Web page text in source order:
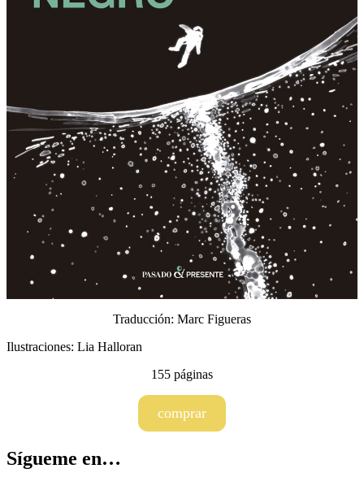
Traducción: Marc Figueras
Ilustraciones: Lia Halloran
155 páginas
comprar
Sígueme en…